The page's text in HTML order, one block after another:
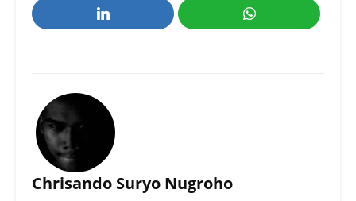
Chrisando Suryo Nugroho